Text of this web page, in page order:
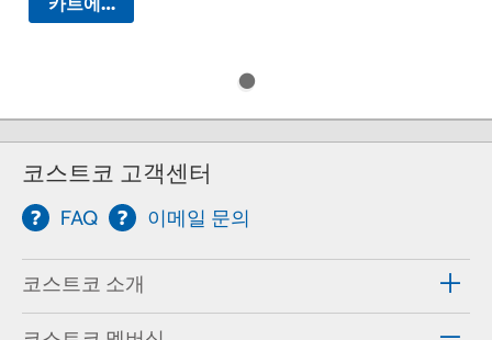
코스트코 고객센터
FAQ 이메일 문의
코스트코 소개